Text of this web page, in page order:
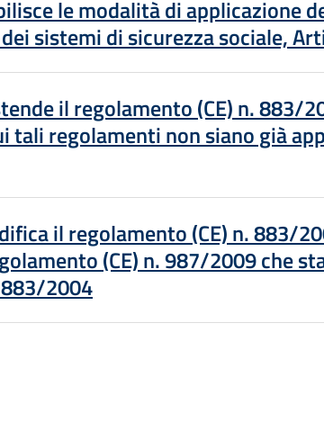
le modalità di applicazione
sistemi di sicurezza sociale,
il regolamento (CE) n. 883/
regolamenti non siano già
il regolamento (CE) n. 883/
(CE) n. 987/2009 che
2004